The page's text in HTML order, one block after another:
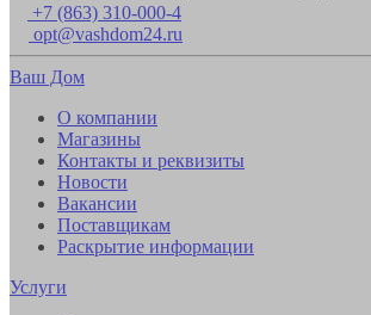
+7 (863) 310-000-4
opt@vashdom24.ru
Ваш Дом
О компании
Магазины
Контакты и реквизиты
Новости
Вакансии
Поставщикам
Раскрытие информации
Услуги